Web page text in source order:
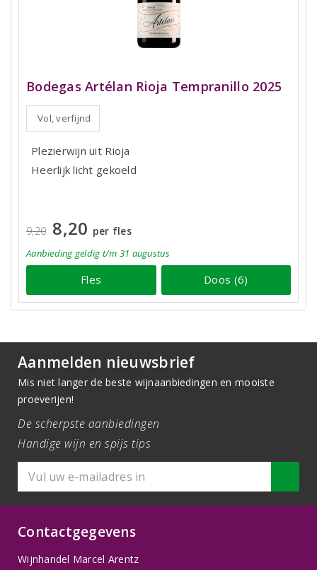
Bodegas Artélan Rioja Tempranillo 2025
Vol, verfijnd
Plezierwijn uit Rioja
Heerlijk licht gekoeld
9,20 8,20 per fles
Aanbieding geldig t/m 31 augustus
Fles Doos (6)
Aanmelden nieuwsbrief
Mis niet langer de beste wijnaanbiedingen en mooiste
proeverijen!
De scherpste aanbiedingen
Handige wijn en spijs tips
Contactgegevens
Wijnhandel Marcel Arentz